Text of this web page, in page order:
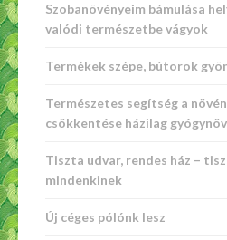
Szobanövényeim bámulása
valódi természetbe vágyok
Termékek szépe, bútorok
Természetes segítség a
csökkentése házilag
Tiszta udvar, rendes ház –
mindenkinek
Új céges pólónk lesz